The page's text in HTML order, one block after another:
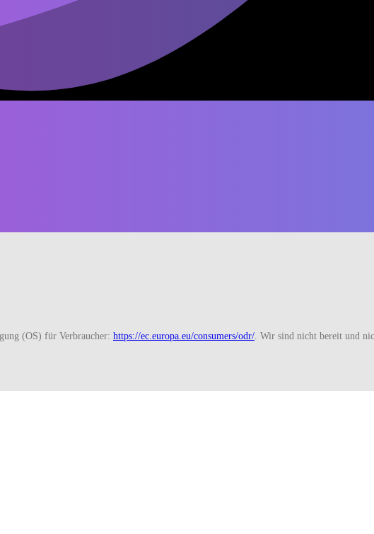
(OS) für Verbraucher: https://ec.europa.eu/consumers/odr/ . Wir sind nicht bereit und